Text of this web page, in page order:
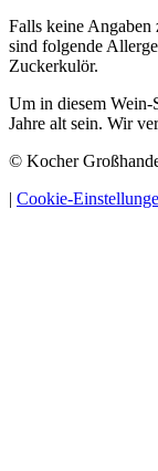
Falls keine Angaben
sind folgende
Zuckerkulör.
Um in diesem Wein-
Jahre alt sein. Wir
© Kocher
| Cookie-